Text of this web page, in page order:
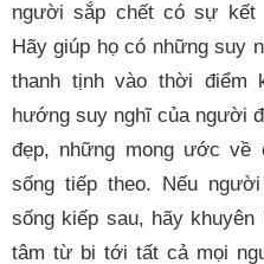
người sắp chết có sự kết
Hãy giúp họ có những suy
thanh tịnh vào thời điểm
hướng suy nghĩ của người
đẹp, những mong ước
sống tiếp theo. Nếu
sống kiếp sau, hãy
tâm từ bi tới tất cả mọi